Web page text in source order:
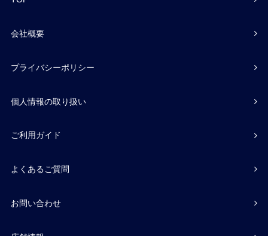
会社概要
プライバシーポリシー
個人情報の取り扱い
ご利用ガイド
よくあるご質問
お問い合わせ